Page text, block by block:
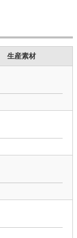
生産素材